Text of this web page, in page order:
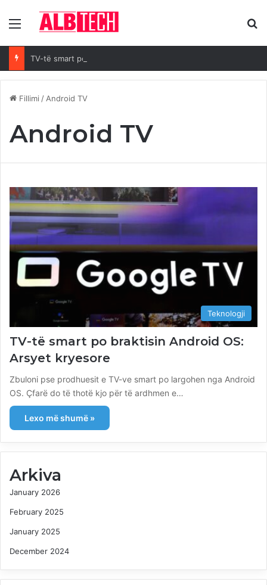
Menya
TV-të smart po braktisin Android OS: Arsyet kryesore
Fillimi / Android TV
Android TV
Teknologji
TV-të smart po braktisin Android OS:
Arsyet kryesore
Zbuloni pse prodhuesit e TV-ve smart po largohen nga Android
OS. Çfarë do të thotë kjo për të ardhmen e…
Lexo më shumë »
Arkiva
January 2026
February 2025
January 2025
December 2024